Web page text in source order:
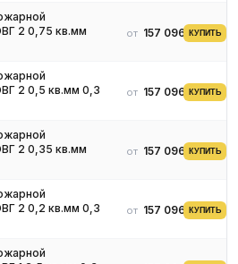
импортного - H и E180.
о том, что токопроводящая
и выдерживающего температуру,
2 0,75 кв.мм
от 157 096 ₽КУПИТЬ
2 0,5 кв.мм 0,3
от 157 096 ₽КУПИТЬ
2 0,35 кв.мм
от 157 096 ₽КУПИТЬ
2 0,2 кв.мм 0,3
от 157 096 ₽КУПИТЬ